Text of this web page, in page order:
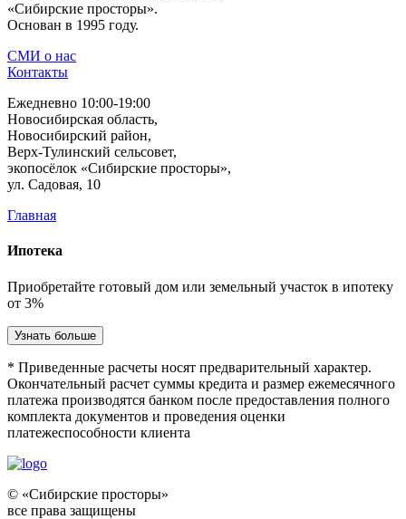
«Сибирские просторы».
Основан в 1995 году.
СМИ о нас
Контакты
Ежедневно 10:00-19:00
Новосибирская область,
Новосибирский район,
Верх-Тулинский сельсовет,
экопосёлок «Сибирские просторы»,
ул. Садовая, 10
Главная
Ипотека
Приобретайте готовый дом или земельный участок в ипотеку
от 3%
Узнать больше
* Приведенные расчеты носят предварительный характер.
Окончательный расчет суммы кредита и размер ежемесячного
платежа производятся банком после предоставления полного
комплекта документов и проведения оценки
платежеспособности клиента
© «Сибирские просторы»
все права защищены